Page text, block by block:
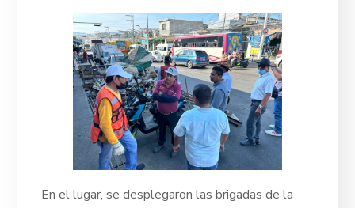
En el lugar, se desplegaron las brigadas de la